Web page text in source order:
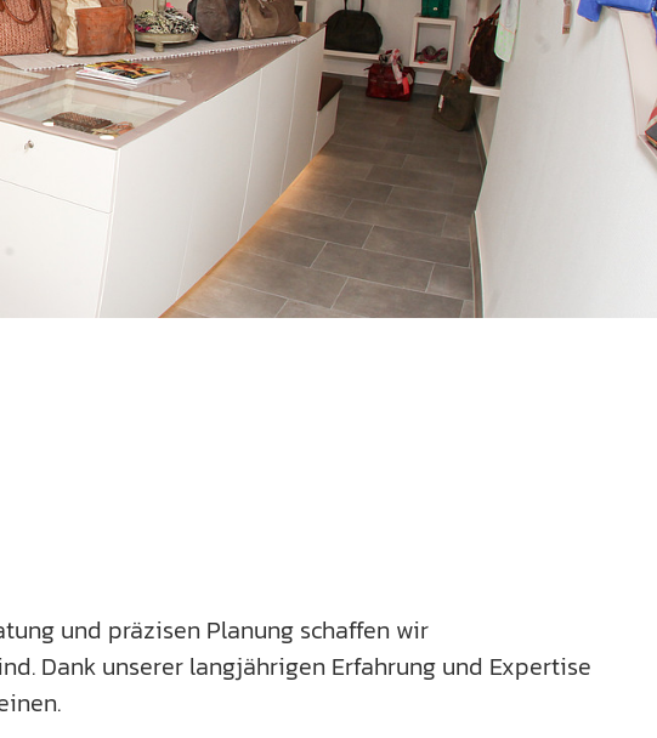
und präzisen Planung schaffen wir
Dank unserer langjährigen Erfahrung und Expertise